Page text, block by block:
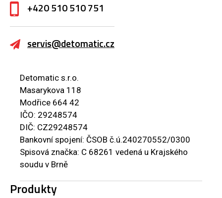
+420 510 510 751
servis@detomatic.cz
Detomatic s.r.o.
Masarykova 118
Modřice 664 42
IČO: 29248574
DIČ: CZ29248574
Bankovní spojení: ČSOB č.ú.240270552/0300
Spisová značka: C 68261 vedená u Krajského
soudu v Brně
Produkty